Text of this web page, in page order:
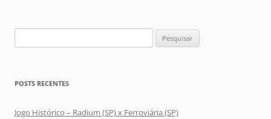
por:
POSTS RECENTES
Jogo Histórico – Radium (SP) x Ferroviária (SP)